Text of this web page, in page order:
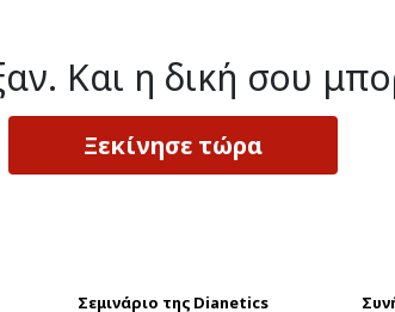
Και η δική σου
Ξεκίνησε τώρα
Σεμινάριο της Dianetics